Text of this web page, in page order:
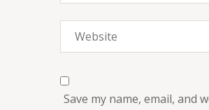
Save my name, email, and